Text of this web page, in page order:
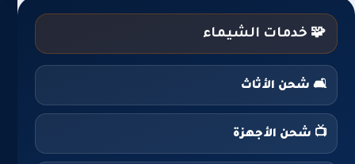
🧩 خدمات الشيماء
🛋️ شحن الأثاث
📺 شحن الأجهزة